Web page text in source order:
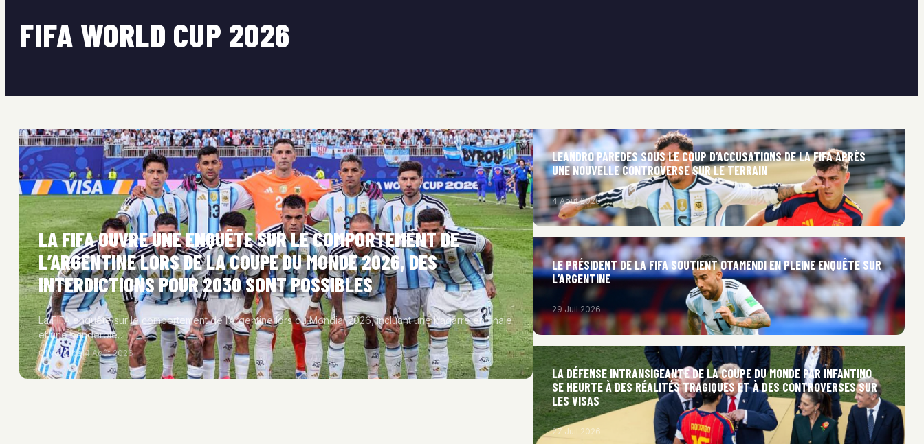
FIFA WORLD CUP 2026
LA FIFA OUVRE UNE ENQUÊTE SUR LE COMPORTEMENT DE
L’ARGENTINE LORS DE LA COUPE DU MONDE 2026, DES
INTERDICTIONS POUR 2030 SONT POSSIBLES
La FIFA enquête sur le comportement de l’Argentine lors du Mondial 2026, incluant une bagarre en finale
et une banderole…
Oliver Obel4 Août 2026
LEANDRO PAREDES SOUS LE COUP D’ACCUSATIONS DE LA FIFA APRÈS
UNE NOUVELLE CONTROVERSE SUR LE TERRAIN
4 Août 2026
LE PRÉSIDENT DE LA FIFA SOUTIENT OTAMENDI EN PLEINE ENQUÊTE SUR
L’ARGENTINE
29 Juil 2026
LA DÉFENSE INTRANSIGEANTE DE LA COUPE DU MONDE PAR INFANTINO
SE HEURTE À DES RÉALITÉS TRAGIQUES ET À DES CONTROVERSES SUR
LES VISAS
27 Juil 2026